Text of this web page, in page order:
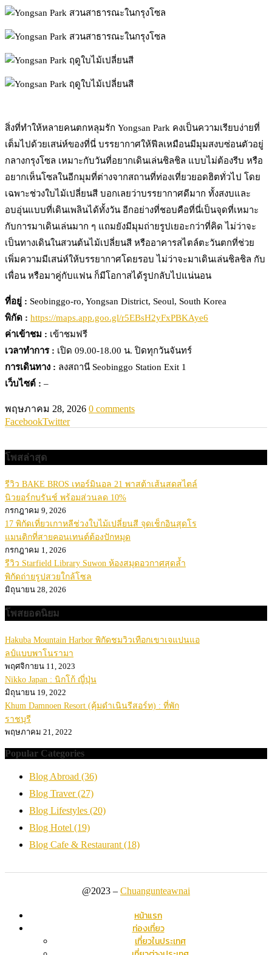
สิ่งที่ทำให้หลายคนตกหลุมรัก Yongsan Park คงเป็นความเรียบง่ายที่
เต็มไปด้วยเสน่ห์ของที่นี่ บรรยากาศให้ฟีลเหมือนมีมุมสงบซ่อนตัวอยู่
กลางกรุงโซล เหมาะกับวันที่อยากเดินเล่นชิลชิล แบบไม่ต้องรีบ หรือ
อยากเห็นโซลในอีกมุมที่ต่างจากสถานที่ท่องเที่ยวยอดฮิตทั่วไป โดย
เฉพาะช่วงใบไม้เปลี่ยนสี บอกเลยว่าบรรยากาศดีมาก ทั้งสงบและ
อบอุ่นแบบที่เดินเพลินได้ทั้งวัน อีกอย่างที่ชอบคือที่นี่เป็นจุดที่เหมาะ
กับการมาเดินเล่นมาก ๆ แถมยังมีมุมถ่ายรูปเยอะกว่าที่คิด ไม่ว่าจะ
เป็นทางเดินในสวนต้นไม้เปลี่ยนสี หรืออาคารสไตล์ตะวันตกที่ช่วย
เพิ่มความมีเสน่ห์ให้บรรยากาศโดยรอบ ไม่ว่าจะมาเดินเล่นชิลชิล กับ
เพื่อน หรือมาคู่กับแฟน ก็มีโอกาสได้รูปกลับไปแน่นอน
ที่อยู่ : Seobinggo-ro, Yongsan District, Seoul, South Korea
พิกัด : https://maps.app.goo.gl/r5EBsH2yFxPBKAye6
ค่าเข้าชม : เข้าชมฟรี
เวลาทำการ : เปิด 09.00-18.00 น. ปิดทุกวันจันทร์
การเดินทาง : ลงสถานี Seobinggo Station Exit 1
เว็บไซต์ : –
พฤษภาคม 28, 2026 0 comments
FacebookTwitter
โพสล่าสุด
รีวิว BAKE BROS เทอร์มินอล 21 พาสต้าเส้นสดสไตล์
นิวยอร์กบรันช์ พร้อมส่วนลด 10%
กรกฎาคม 9, 2026
17 พิกัดเที่ยวเกาหลีช่วงใบไม้เปลี่ยนสี จุดเช็กอินสุดโร
แมนติกที่สายคอนเทนต์ต้องปักหมุด
กรกฎาคม 1, 2026
รีวิว Starfield Library Suwon ห้องสมุดอวกาศสุดล้ำ
พิกัดถ่ายรูปสวยใกล้โซล
มิถุนายน 28, 2026
โพสยอดนิยม
Hakuba Mountain Harbor พิกัดชมวิวเทือกเขาเจแปนแอ
ลป์แบบพาโนรามา
พฤศจิกายน 11, 2023
Nikko Japan : นิกโก้ ญี่ปุ่น
มิถุนายน 19, 2022
Khum Damnoen Resort (คุ้มดำเนินรีสอร์ท) : ที่พัก
ราชบุรี
พฤษภาคม 21, 2022
Popular Categories
Blog Abroad (36)
Blog Traver(27)
Blog Lifestyles (20)
Blog Hotel (19)
Blog Cafe & Restaurant (18)
@2023 – Chuangunteawnai
หน้าแรก
ท่องเที่ยว
เที่ยวในประเทศ